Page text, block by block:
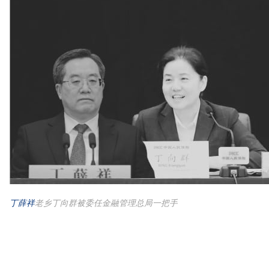
丁薛祥老乡丁向群被委任金融管理总局一把手